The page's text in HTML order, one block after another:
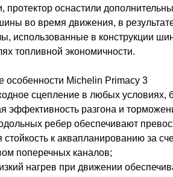
протектор оснастили
во время движения, в
использованные в конструкции
топливной экономичности.
особенности Michelin Primacy 3
сцепление в любых условиях,
эффективность разгона и
ребер обеспечивают
стойкость к аквапланированию за
поперечных каналов;
нагрев при движении